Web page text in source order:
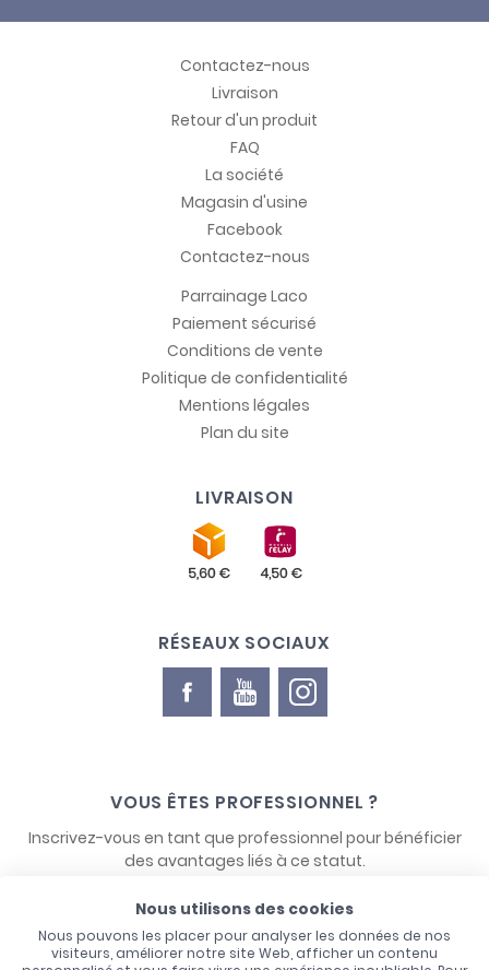
Contactez-nous
Livraison
Retour d'un produit
FAQ
La société
Magasin d'usine
Facebook
Contactez-nous
Parrainage Laco
Paiement sécurisé
Conditions de vente
Politique de confidentialité
Mentions légales
Plan du site
LIVRAISON
RÉSEAUX SOCIAUX
VOUS ÊTES PROFESSIONNEL ?
Inscrivez-vous en tant que professionnel pour bénéficier
des avantages liés à ce statut.
NOUS CONTACTER
Nous utilisons des cookies
Nous pouvons les placer pour analyser les données de nos
visiteurs, améliorer notre site Web, afficher un contenu